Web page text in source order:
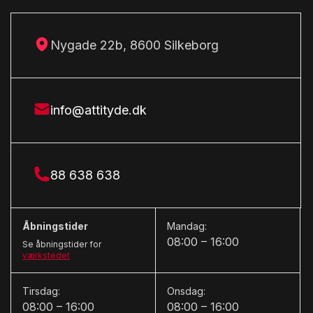
Importbil - udstyr kan variere fra dansk model,
Lars Hein Automobiler for et uforpligtende tilbud. Vi
Head-Up Display
I
Isofix
L
Læderrat
Nygade 22b, 8600 Silkeborg
info@attityde.dk
88 638 638
Åbningstider
Se åbningstider for
værkstedet
Mandag:
08:00 – 16:00
Tirsdag:
08:00 – 16:00
Onsdag:
08:00 – 16:00